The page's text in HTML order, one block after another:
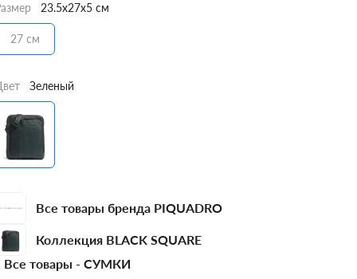
23.5x27x5 см
27 см
Зеленый
Все товары бренда PIQUADRO
Коллекция BLACK SQUARE
Все товары -СУМКИ